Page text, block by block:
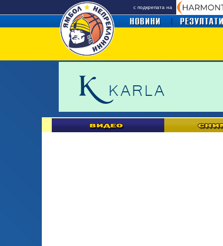
с подкрепата на